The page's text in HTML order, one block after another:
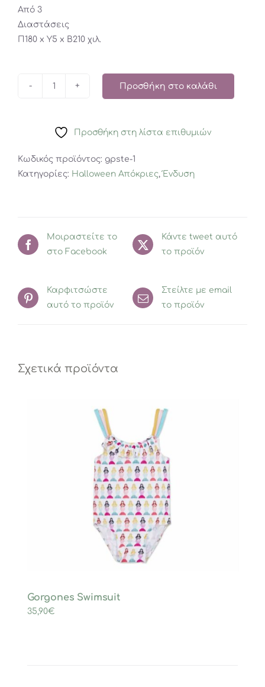
Από 3
Διαστάσεις
Π180 x Y5 x Β210 χιλ.
προσώπου
ποσότητα
Προσθήκη στο καλάθι
Προσθήκη στη λίστα επιθυμιών
Κωδικός προϊόντος: gpste-1
Κατηγορίες: Halloween Απόκριες,Ένδυση
Μοιραστείτε το
στο Facebook
Κάντε tweet αυτό
το προϊόν
Καρφιτσώστε
αυτό το προϊόν
Στείλτε με email
το προϊόν
Σχετικά προϊόντα
Gorgones Swimsuit
35,90€